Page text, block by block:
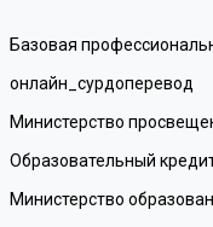
Базовая
онлайн_сурдоперевод
Министерство
Образовательный
Министерство